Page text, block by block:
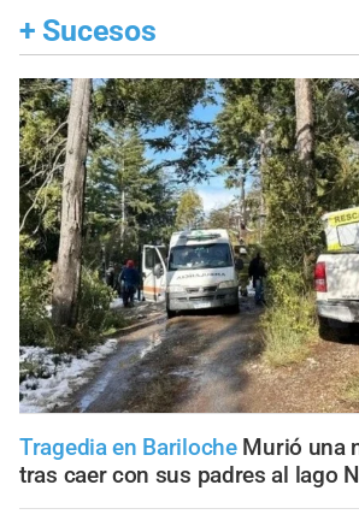
+ Sucesos
Tragedia en Bariloche Murió una
tras caer con sus padres al lago